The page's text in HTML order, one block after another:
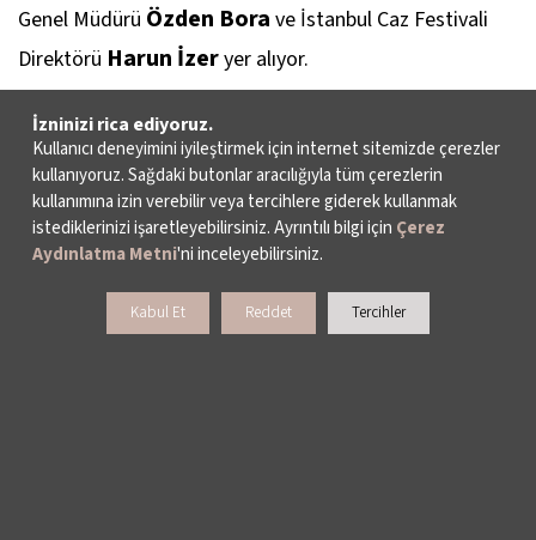
Genel Müdürü Özden Bora ve İstanbul Caz Festivali
Direktörü Harun İzeryer alıyor.
Genç Caz için son başvuru tarihi
Pazartesi. Ayrıntılı bilgi için:
http://genccaz.iksv.org
İstanbul Caz Festivali’nden çocuklara
İzninizi rica ediyoruz.
Kullanıcı deneyimini iyileştirmek için internet sitemizde çerezler
kullanıyoruz. Sağdaki butonlar aracılığıyla tüm çerezlerin
kullanımına izin verebilir veya tercihlere giderek kullanmak
istediklerinizi işaretleyebilirsiniz. Ayrıntılı bilgi için Çerez
Aydınlatma Metni'ni inceleyebilirsiniz.
Kabul Et Reddet Tercihler